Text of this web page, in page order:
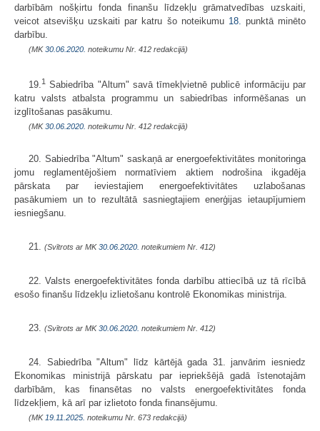
darbībām nošķirtu fonda finanšu līdzekļu grāmatvedības uzskaiti,
veicot atsevišķu uzskaiti par katru šo noteikumu 18.
punktā minēto
darbību.
(MK30.06.2020. noteikumu Nr. 412 redakcijā)
19.1 Sabiedrība "Altum" savā tīmekļvietnē publicē informāciju par
katru valsts atbalsta programmu un sabiedrības informēšanas un
izglītošanas pasākumu.
(MK30.06.2020. noteikumu Nr. 412 redakcijā)
20. Sabiedrība "Altum" saskaņā ar energoefektivitātes monitoringa
jomu reglamentējošiem normatīviem aktiem nodrošina ikgadēja
pārskata par ieviestajiem energoefektivitātes uzlabošanas
pasākumiem un to rezultātā sasniegtajiem enerģijas ietaupījumiem
iesniegšanu.
21. (Svītrots ar MK30.06.2020. noteikumiem Nr. 412)
22. Valsts energoefektivitātes fonda darbību attiecībā uz tā rīcībā
esošo finanšu līdzekļu izlietošanu kontrolē Ekonomikas ministrija.
23. (Svītrots ar MK30.06.2020. noteikumiem Nr. 412)
24. Sabiedrība "Altum" līdz kārtējā gada 31. janvārim iesniedz
Ekonomikas ministrijā pārskatu par iepriekšējā gadā īstenotajām
darbībām, kas finansētas no valsts energoefektivitātes fonda
līdzekļiem, kā arī par izlietoto fonda finansējumu.
(MK 19.11.2025. noteikumu Nr. 673 redakcijā)